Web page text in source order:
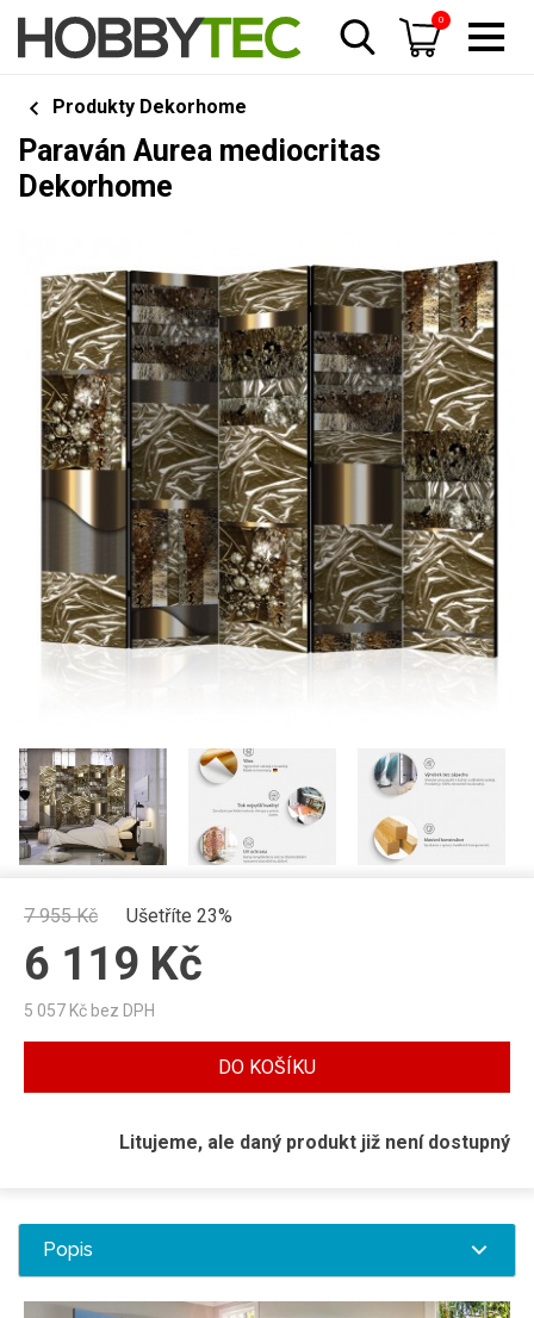
0
Produkty Dekorhome
Paraván Aurea mediocritas
Dekorhome
7 955Kč Ušetříte 23%
6 119 Kč
5 057 Kč bez DPH
DO KOŠÍKU
Litujeme, ale daný produkt již není dostupný
Popis